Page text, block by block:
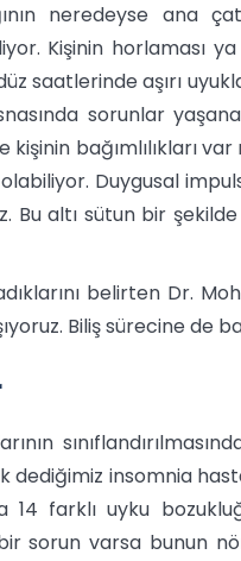
neredeyse ana
Kişinin horlaması
saatlerinde aşırı
sorunlar
bağımlılıkları var
Duygusal
Bu altı sütun bir
belirten Dr.
Biliş sürecine de
insomnia
14 farklı uyku
sorun varsa bunun